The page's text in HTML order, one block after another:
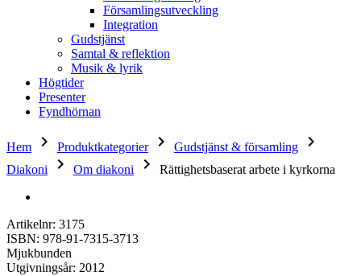
Församlingsutveckling
Integration
Gudstjänst
Samtal & reflektion
Musik & lyrik
Högtider
Presenter
Fyndhörnan
Hem keyboard_arrow_right Produktkategorier keyboard_arrow_right Gudstjänst & församling keyboard_arrow_right
Diakoni keyboard_arrow_right Om diakoni keyboard_arrow_right Rättighetsbaserat arbete i kyrkorna
Artikelnr: 3175
ISBN: 978-91-7315-3713
Mjukbunden
Utgivningsår: 2012